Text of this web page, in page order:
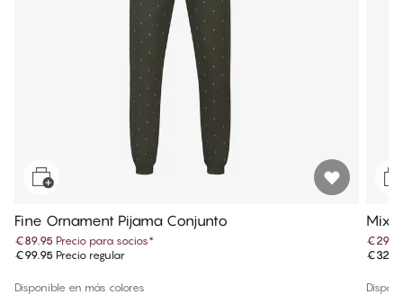
Fine Ornament Pijama Conjunto
€89.95 Precio para socios*
€99.95 Precio regular
Disponible en más colores
Mix